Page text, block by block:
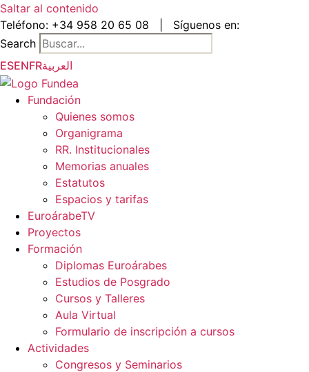
Saltar al contenido
Teléfono: +34 958 20 65 08
Síguenos en:
Search
ESENFRالعربية
Fundación
Quienes somos
Organigrama
RR. Institucionales
Memorias anuales
Estatutos
Espacios y tarifas
EuroárabeTV
Proyectos
Formación
Diplomas Euroárabes
Estudios de Posgrado
Cursos y Talleres
Aula Virtual
Formulario de inscripción a cursos
Actividades
Congresos y Seminarios